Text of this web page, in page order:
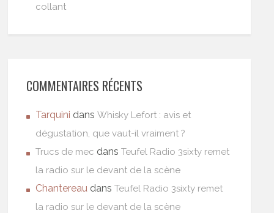
collant
COMMENTAIRES RÉCENTS
Tarquini dansWhisky Lefort : avis et
dégustation, que vaut-il vraiment ?
Trucs de mec dansTeufel Radio 3sixty remet
la radio sur le devant de la scène
Chantereau dansTeufel Radio 3sixty remet
la radio sur le devant de la scène